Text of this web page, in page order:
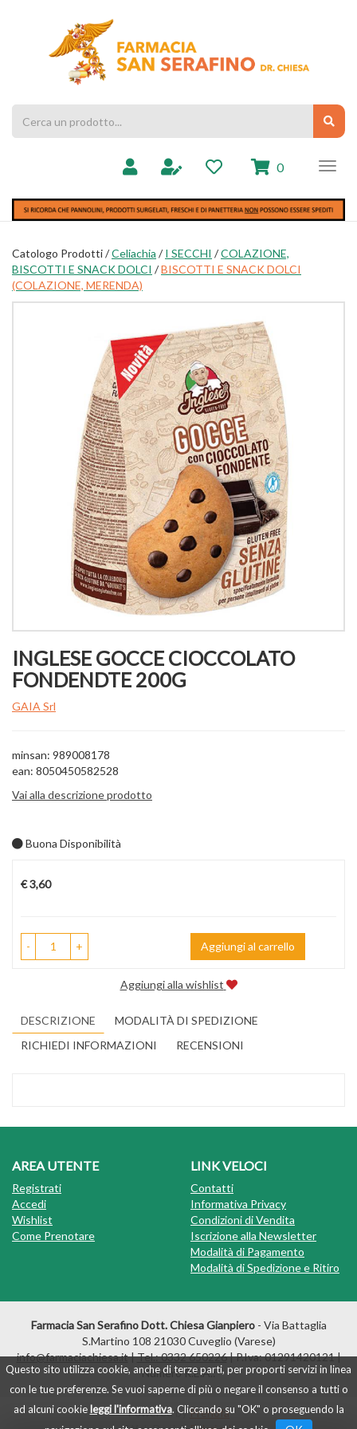
Questo sito utilizza cookie, anche di terze parti, per proporti servizi in linea
con le tue preferenze. Se vuoi saperne di più o negare il consenso a tutti o
ad alcuni cookieleggi l'informativa. Cliccando su "OK" o proseguendo la
Prodotto
0 prodotti
inseriti
Catologo Prodotti /Celiachia /I SECCHI /COLAZIONE,
BISCOTTI E SNACK DOLCI /BISCOTTI E SNACK DOLCI
(COLAZIONE, MERENDA)
INGLESE GOCCE CIOCCOLATO
FONDENDTE 200G
GAIA Srl
minsan: 989008178
ean: 8050450582528
Vai alla descrizione prodotto
Buona Disponibilità
Prezzo
€ 3,60
- + Aggiungi al carrello
Aggiungi alla wishlist
DESCRIZIONE
MODALITÀ DI SPEDIZIONE
RICHIEDI INFORMAZIONI
RECENSIONI
AREA UTENTE
Registrati
Accedi
Wishlist
Come Prenotare
LINK VELOCI
Contatti
Informativa Privacy
Condizioni di Vendita
Iscrizione alla Newsletter
Modalità di Pagamento
Modalità di Spedizione e Ritiro
Farmacia San Serafino Dott. Chiesa Gianpiero - Via Battaglia
S.Martino 108 21030 Cuveglio (Varese)
info@farmaciachiesa.it|Tel.: 0332 650226| P.Iva: 01291420121 |
Numero R.E.A.:
Powered byPrenofa